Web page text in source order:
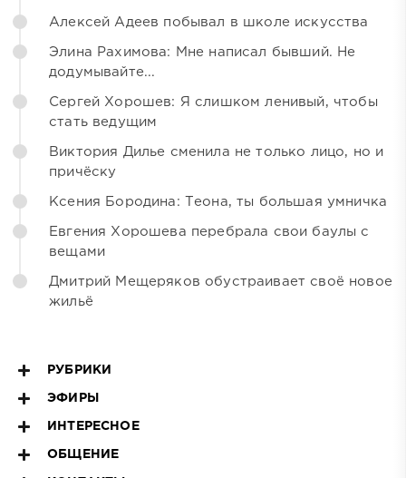
Алексей Адеев побывал в школе искусства
Элина Рахимова: Мне написал бывший. Не
додумывайте...
Сергей Хорошев: Я слишком ленивый, чтобы
стать ведущим
Виктория Дилье сменила не только лицо, но и
причёску
Ксения Бородина: Теона, ты большая умничка
Евгения Хорошева перебрала свои баулы с
вещами
Дмитрий Мещеряков обустраивает своё новое
жильё
РУБРИКИ
ЭФИРЫ
ИНТЕРЕСНОЕ
ОБЩЕНИЕ